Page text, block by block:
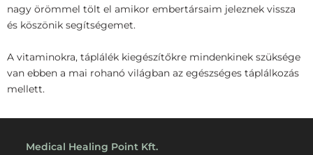
nagy örömmel tölt el amikor embertársaim jeleznek vissza
és köszönik segítségemet.
A vitaminokra, táplálék kiegészítőkre mindenkinek szüksége
van ebben a mai rohanó világban az egészséges táplálkozás
mellett.
Medical Healing Point Kft.